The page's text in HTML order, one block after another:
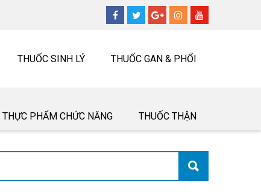
THUỐC SINH LÝ THUỐC GAN & PHỔI
THỰC PHẨM CHỨC NĂNG THUỐC THẬN